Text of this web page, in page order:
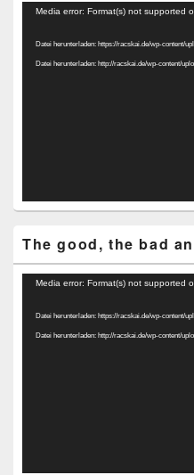
Video-
Media error: Format(s) not supported
Datei herunterladen: https://racskai.de/wp-content/
Datei herunterladen: http://racskai.de/wp-content/
The good, the bad
Video-
Media error: Format(s) not supported
Datei herunterladen: https://racskai.de/wp-content/
Datei herunterladen: http://racskai.de/wp-content/